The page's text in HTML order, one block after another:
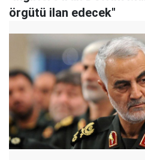
örgütü ilan edecek"